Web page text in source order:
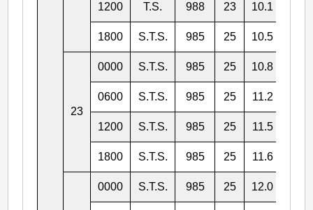
1200 T.S. 988 23 10.1
1800 S.T.S. 985 25 10.5
23
0000 S.T.S. 985 25 10.8
0600 S.T.S. 985 25 11.2
1200 S.T.S. 985 25 11.5
1800 S.T.S. 985 25 11.6
0000 S.T.S. 985 25 12.0